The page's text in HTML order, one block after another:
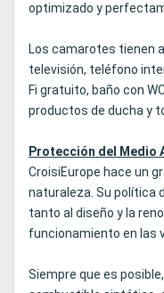
optimizado y
Los camarotes tienen
televisión, teléfono
Fi gratuito, baño con
productos de ducha y
Protección del Medio
CroisiEurope hace un
naturaleza. Su política
tanto al diseño y la
funcionamiento en las
Siempre que es